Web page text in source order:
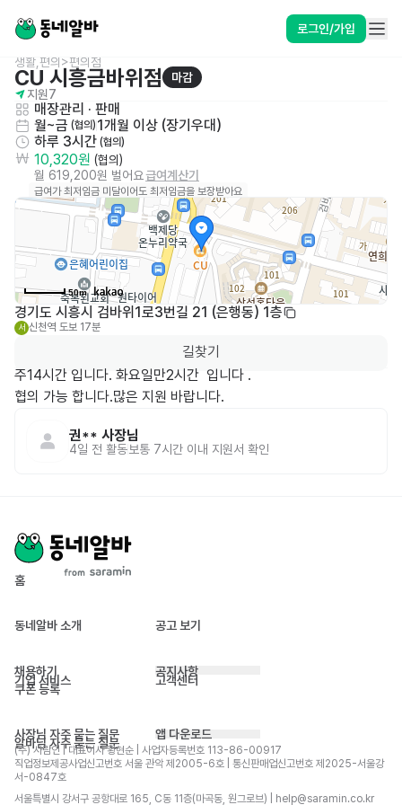
로그인/가입
생활,편의>편의점
CU 시흥금바위점
마감
지원7
매장관리 · 판매
월~금 (협의) 1개월 이상 (장기우대)
하루 3시간 (협의)
10,320원 (협의)
월 619,200원 벌어요급여계산기
급여가 최저임금 미달이어도 최저임금을 보장받아요
50m
경기도 시흥시 검바위1로3번길 21 (은행동) 1층
서 신천역 도보 17분
길찾기
주14시간 입니다. 화요일만2시간  입니다 .
협의 가능 합니다.많은 지원 바랍니다.
권** 사장님
4일 전 활동보통 7시간 이내 지원서 확인
홈
동네알바 소개 공고 보기
채용하기
기업 서비스
쿠폰 등록
공지사항
고객센터
사장님 자주 묻는 질문
알바님 자주 묻는 질문
앱 다운로드
(주) 사람인 | 대표이사 황현순 | 사업자등록번호 113-86-00917
직업정보제공사업신고번호 서울 관악 제2005-6호 | 통신판매업신고번호 제2025-서울강
서-0847호
서울특별시 강서구 공항대로 165, C동 11층(마곡동, 원그로브) | help@saramin.co.kr